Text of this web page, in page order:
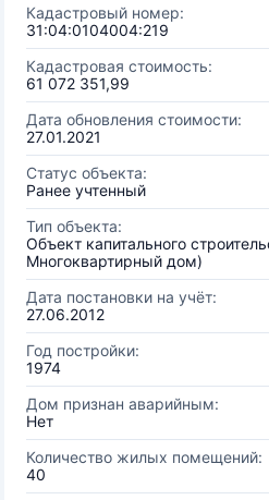
Кадастровый номер:
31:04:0104004:219
Кадастровая стоимость:
61 072 351,99
Дата обновления стоимости:
27.01.2021
Статус объекта:
Ранее учтенный
Тип объекта:
Объект капитального
Многоквартирный дом)
Дата постановки на учёт:
27.06.2012
Год постройки:
1974
Дом признан аварийным:
Нет
Количество жилых помещений:
40